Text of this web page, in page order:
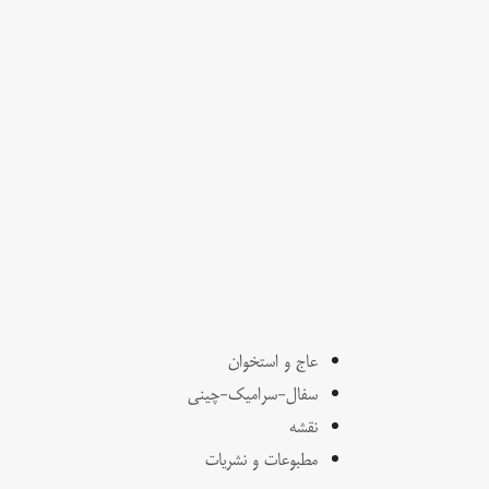
عاج و استخوان
سفال-سرامیک-چینی
نقشه
مطبوعات و نشریات